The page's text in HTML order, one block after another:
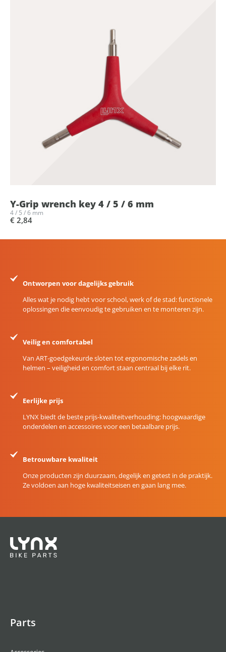
Y-Grip wrench key 4 / 5 / 6 mm
4 / 5 / 6 mm
€ 2,84
Ontworpen voor dagelijks gebruik
Alles wat je nodig hebt voor school, werk of de stad: functionele
oplossingen die eenvoudig te gebruiken en te monteren zijn.
Veilig en comfortabel
Van ART-goedgekeurde sloten tot ergonomische zadels en
helmen – veiligheid en comfort staan centraal bij elke rit.
Eerlijke prijs
LYNX biedt de beste prijs-kwaliteitverhouding: hoogwaardige
onderdelen en accessoires voor een betaalbare prijs.
Betrouwbare kwaliteit
Onze producten zijn duurzaam, degelijk en getest in de praktijk.
Ze voldoen aan hoge kwaliteitseisen en gaan lang mee.
Parts